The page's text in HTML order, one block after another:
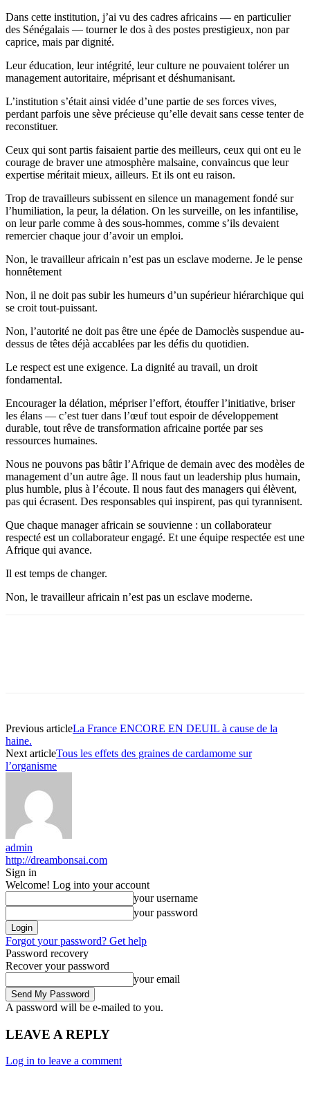
Dans cette institution, j’ai vu des cadres africains — en particulier
des Sénégalais — tourner le dos à des postes prestigieux, non par
caprice, mais par dignité.
Leur éducation, leur intégrité, leur culture ne pouvaient tolérer un
management autoritaire, méprisant et déshumanisant.
L’institution s’était ainsi vidée d’une partie de ses forces vives,
perdant parfois une sève précieuse qu’elle devait sans cesse tenter de
reconstituer.
Ceux qui sont partis faisaient partie des meilleurs, ceux qui ont eu le
courage de braver une atmosphère malsaine, convaincus que leur
expertise méritait mieux, ailleurs. Et ils ont eu raison.
Trop de travailleurs subissent en silence un management fondé sur
l’humiliation, la peur, la délation. On les surveille, on les infantilise,
on leur parle comme à des sous-hommes, comme s’ils devaient
remercier chaque jour d’avoir un emploi.
Non, le travailleur africain n’est pas un esclave moderne. Je le pense
honnêtement
Non, il ne doit pas subir les humeurs d’un supérieur hiérarchique qui
se croit tout-puissant.
Non, l’autorité ne doit pas être une épée de Damoclès suspendue au-
dessus de têtes déjà accablées par les défis du quotidien.
Le respect est une exigence. La dignité au travail, un droit
fondamental.
Encourager la délation, mépriser l’effort, étouffer l’initiative, briser
les élans — c’est tuer dans l’œuf tout espoir de développement
durable, tout rêve de transformation africaine portée par ses
ressources humaines.
Nous ne pouvons pas bâtir l’Afrique de demain avec des modèles de
management d’un autre âge. Il nous faut un leadership plus humain,
plus humble, plus à l’écoute. Il nous faut des managers qui élèvent,
pas qui écrasent. Des responsables qui inspirent, pas qui tyrannisent.
Que chaque manager africain se souvienne : un collaborateur
respecté est un collaborateur engagé. Et une équipe respectée est une
Afrique qui avance.
Il est temps de changer.
Non, le travailleur africain n’est pas un esclave moderne.
Previous articleLa France ENCORE EN DEUIL à cause de la
haine.
Next articleTous les effets des graines de cardamome sur
l’organisme
admin
http://dreambonsai.com
Sign in
Welcome! Log into your account
your username
your password
Forgot your password? Get help
Password recovery
Recover your password
your email
A password will be e-mailed to you.
LEAVE A REPLY
Log in to leave a comment